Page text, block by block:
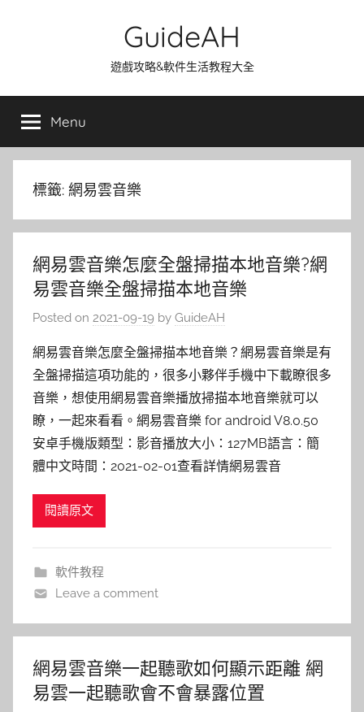
GuideAH
遊戲攻略&軟件生活教程大全
Menu
標籤: 網易雲音樂
網易雲音樂怎麼全盤掃描本地音樂?網
易雲音樂全盤掃描本地音樂
Posted on 2021-09-19 by GuideAH
網易雲音樂怎麼全盤掃描本地音樂？網易雲音樂是有
全盤掃描這項功能的，很多小夥伴手機中下載瞭很多
音樂，想使用網易雲音樂播放掃描本地音樂就可以
瞭，一起來看看。網易雲音樂 for android V8.0.50
安卓手機版類型：影音播放大小：127MB語言：簡
體中文時間：2021-02-01查看詳情網易雲音
閱讀原文
軟件教程
Leave a comment
網易雲音樂一起聽歌如何顯示距離 網
易雲一起聽歌會不會暴露位置